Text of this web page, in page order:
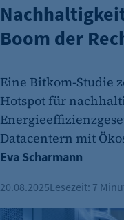
Boom der
Eine Bitkom-Studie
Hotspot für
Datacentern mit
Eva Scharmann
20.08.2025Lesezeit: 7